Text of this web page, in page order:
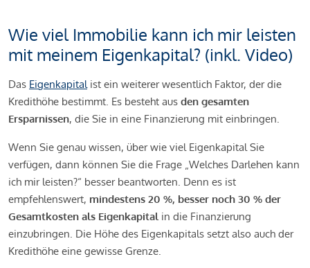
Wie viel Immobilie kann ich mir leisten
mit meinem Eigenkapital? (inkl. Video)
Das Eigenkapitalist ein weiterer wesentlich Faktor, der die
Kredithöhe bestimmt. Es besteht aus den gesamten
Ersparnissen, die Sie in eine Finanzierung mit einbringen.
Wenn Sie genau wissen, über wie viel Eigenkapital Sie
verfügen, dann können Sie die Frage „Welches Darlehen kann
ich mir leisten?“ besser beantworten. Denn es ist
empfehlenswert, mindestens 20 %, besser noch 30 % der
Gesamtkosten als Eigenkapital in die Finanzierung
einzubringen. Die Höhe des Eigenkapitals setzt also auch der
Kredithöhe eine gewisse Grenze.